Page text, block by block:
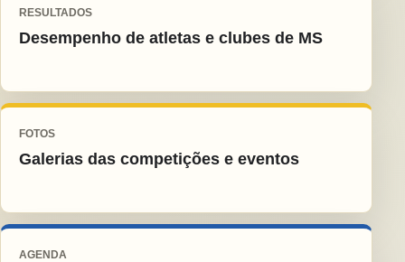
RESULTADOS
Desempenho de atletas e clubes de MS
FOTOS
Galerias das competições e eventos
AGENDA